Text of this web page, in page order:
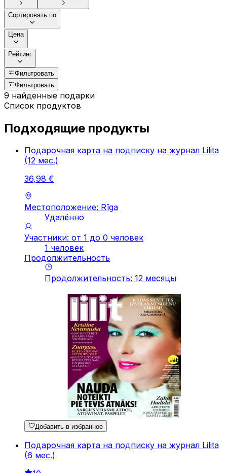
Сортировать по
Цена
Рейтинг
Фильтровать
Фильтровать
9 найденные подарки
Список продуктов
Подходящие продукты
Подарочная карта на подписку на журнал Lilita
(12 мес.)
36,98 €
Местоположение: Rīga
Удалённо
Участники: от 1 до 0 человек
1 человек
Продолжительность
Продолжительность: 12 месяцы
Добавить в избранное
Подарочная карта на подписку на журнал Lilita
(6 мес.)